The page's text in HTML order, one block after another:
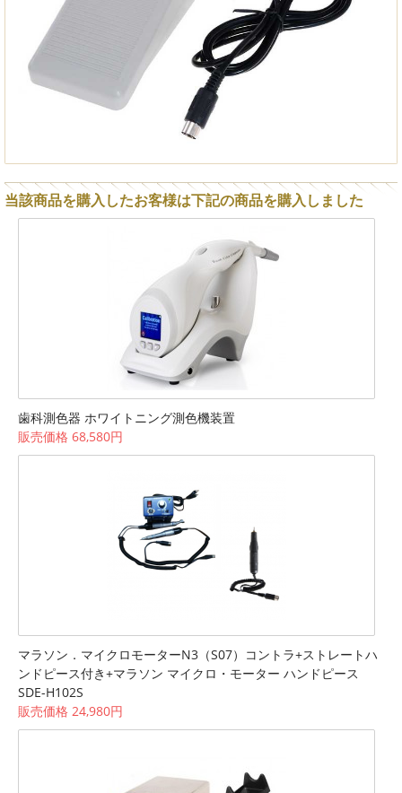
当該商品を購入したお客様は下記の商品を購入しました
歯科測色器 ホワイトニング測色機装置
販売価格 68,580円
マラソン．マイクロモーターN3（S07）コントラ+ストレートハ
ンドピース付き+マラソン マイクロ・モーター ハンドピース
SDE-H102S
販売価格 24,980円